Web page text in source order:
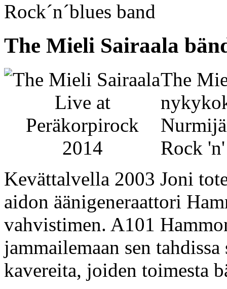
Rock´n´blues band
The Mieli Sairaala
The
Rock
Kevättalvella 2003 Joni
aidon äänigeneraattori
vahvistimen. A101
jammailemaan sen
kavereita, joiden toimesta